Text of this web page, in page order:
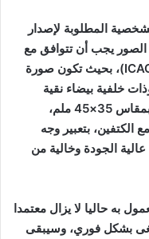
المطلوبة لإصدار
الصور يجب أن تتوافق مع
معايير منظمة الطيران المدني الدولي (ICAO)، بحيث تكون صورة
يزيد عمرها عن 6 أشهر وذات خلفية بيضاء نقية
وخالية من الظلال أو العناصر الظاهرة، وبمقاس 35×45 ملم،
الكتفين، بتعبير وجه
الجودة وخالية من
به حاليا لا يزال معتمدا
بشكل فوري، وسيبقى